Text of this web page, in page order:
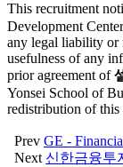
This recruitment
Development
any legal liability or
usefulness of any
prior agreement of
Yonsei School of
redistribution of
Prev GE -
Next 신한금융투